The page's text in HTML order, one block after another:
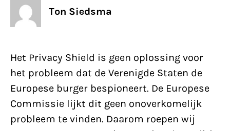
Ton Siedsma
Het Privacy Shield is geen oplossing voor
het probleem dat de Verenigde Staten de
Europese burger bespioneert. De Europese
Commissie lijkt dit geen onoverkomelijk
probleem te vinden. Daarom roepen wij